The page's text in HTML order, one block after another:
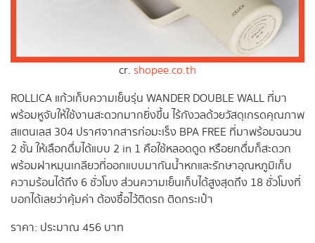
cr. shopee.co.th
ROLLICA แก้วเก็บความเย็นรุ่น WANDER DOUBLE WALL ที่มา
พร้อมหูจับให้ใช้งานสะดวกมากยิ่งขึ้น ไร้กังวลด้วยวัสดุเกรดคุณภาพ
สแตนเลส 304 ปราศจากสารก่อมะเร็ง BPA FREE ที่มาพร้อมฉนวน
2 ชั้น ให้เลือกดื่มได้แบบ 2 in 1 คือใช้หลอดดูด หรือยกดื่มก็สะดวก
พร้อมฝาหมุนเกลียวที่ออกแบบมากันน้ำหกและรักษาอุณหภูมิเก็บ
ความร้อนได้ถึง 6 ชั่วโมง ส่วนความเย็นเก็บได้สูงสุดถึง 18 ชั่วโมงที่
บอกได้เลยว่าคุ้มค่า ต้องซื้อไว้ติดรถ ติดกระเป๋า
ราคา: ประมาณ 456 บาท